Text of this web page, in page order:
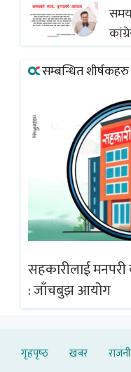
सम्बन्धित शीर्षकहरु
सहकारीलाई मनपरी
: जाँचबुझ आयोग
गृहपृष्‍ठ खबर